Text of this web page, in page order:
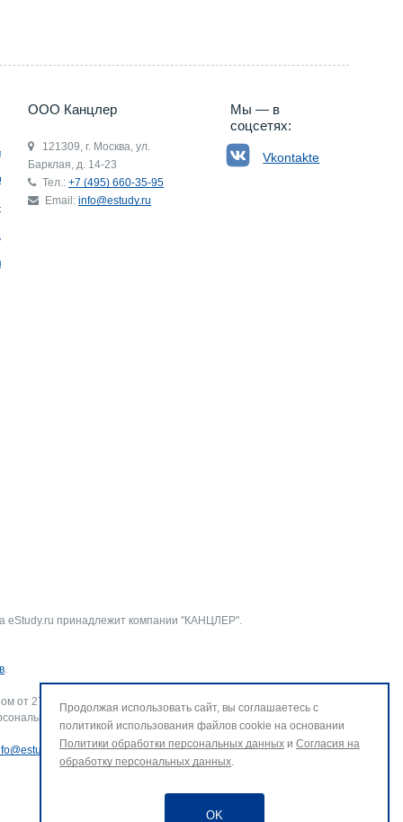
ООО Канцлер
121309, г. Москва, ул.
Барклая, д. 14-23
Тел.: +7 (495) 660-35-95
Email: info@estudy.ru
Мы — в
соцсетях:
Vkontakte
eStudy.ru принадлежит компании "КАНЦЛЕР".
.
от 27.07.2006 г. № 152-ФЗ «О персональных данных».
данных и использование файлов cookie. В случае
.
Продолжая использовать сайт, вы соглашаетесь с
политикой использования файлов cookie на основании
Политики обработки персональных данных и Согласия на
обработку персональных данных.
OK